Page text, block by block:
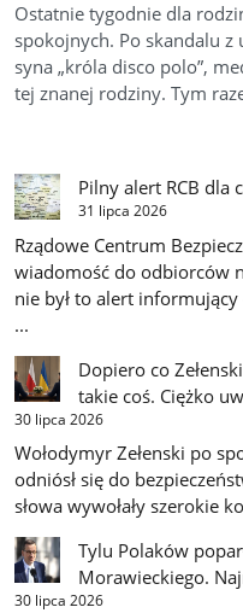
Ostatnie tygodnie dla
spokojnych. Po skandalu z
syna „króla disco polo”,
tej znanej rodziny. Tym
Pilny alert RCB dla
31 lipca 2026
Rządowe Centrum
wiadomość do odbiorców
nie był to alert
...
Dopiero co
takie coś. Ciężko
30 lipca 2026
Wołodymyr Zełenski po
odniósł się do
słowa wywołały szerokie
Tylu Polaków
Morawieckiego.
30 lipca 2026